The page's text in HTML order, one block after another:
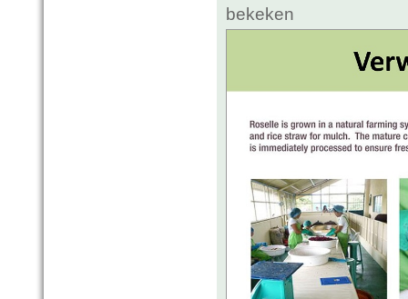
bekeken